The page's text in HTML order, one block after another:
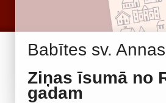
Babītes sv.
Ziņas īsumā no
gadam